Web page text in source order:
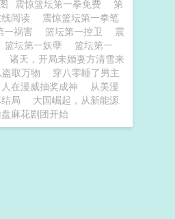
震惊篮坛第一拳免费
第
阅读
震惊篮坛第一拳笔
一祸害 篮坛第一控卫
震
篮坛第一妖孽
篮坛第一
诸天，开局未婚妻方清雪来
取万物
穿八零睡了男主
人在漫威抽奖成神
从美漫
局
大国崛起，从新能源
麻花剧团开始